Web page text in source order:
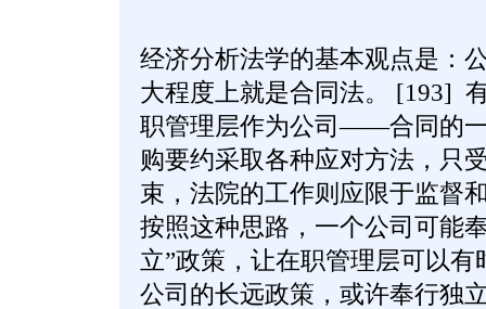
经济分析法学的基本观点是：
大程度上就是合同法。 [193]
职管理层作为公司——合同的
购要约采取各种应对方法，只
束，法院的工作则应限于监督
按照这种思路，一个公司可能
立”政策，让在职管理层可以
公司的长远政策，或许奉行独